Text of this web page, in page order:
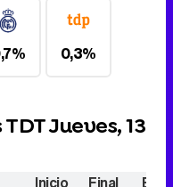
0,3%
Jueves, 13
Inicio Final